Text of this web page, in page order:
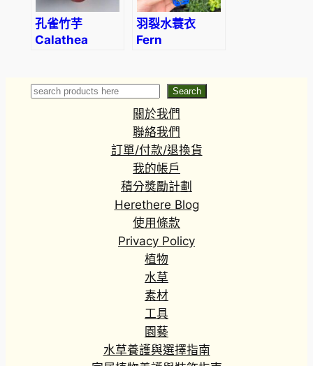
孔雀竹芋
Calathea
羽裂水蓑衣
Fern
pinnatifida)
Search Search
關於我們
聯絡我們
訂單/付款/退換貨
我的帳戶
積分獎勵計劃
Herethere Blog
使用條款
Privacy Policy
植物
水草
素材
工具
園藝
水草養護與選擇指南